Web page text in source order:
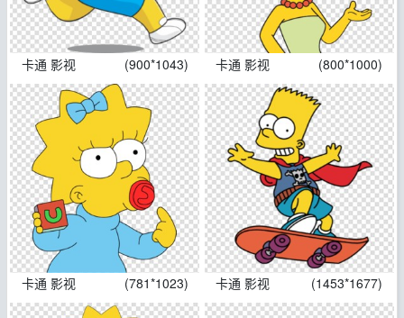
卡通 影视 (900*1043) 卡通 影视 (800*1000)
卡通 影视 (781*1023) 卡通 影视 (1453*1677)